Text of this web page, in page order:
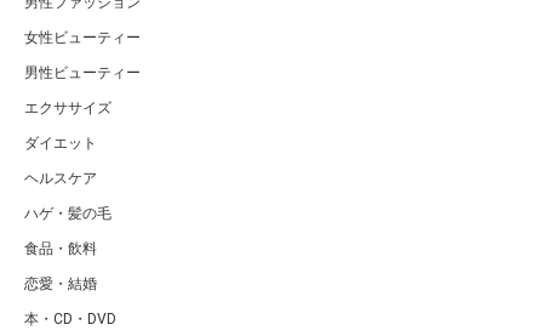
女性ビューティー
男性ビューティー
エクササイズ
ダイエット
ヘルスケア
ハゲ・髪の毛
食品・飲料
恋愛・結婚
本・CD・DVD